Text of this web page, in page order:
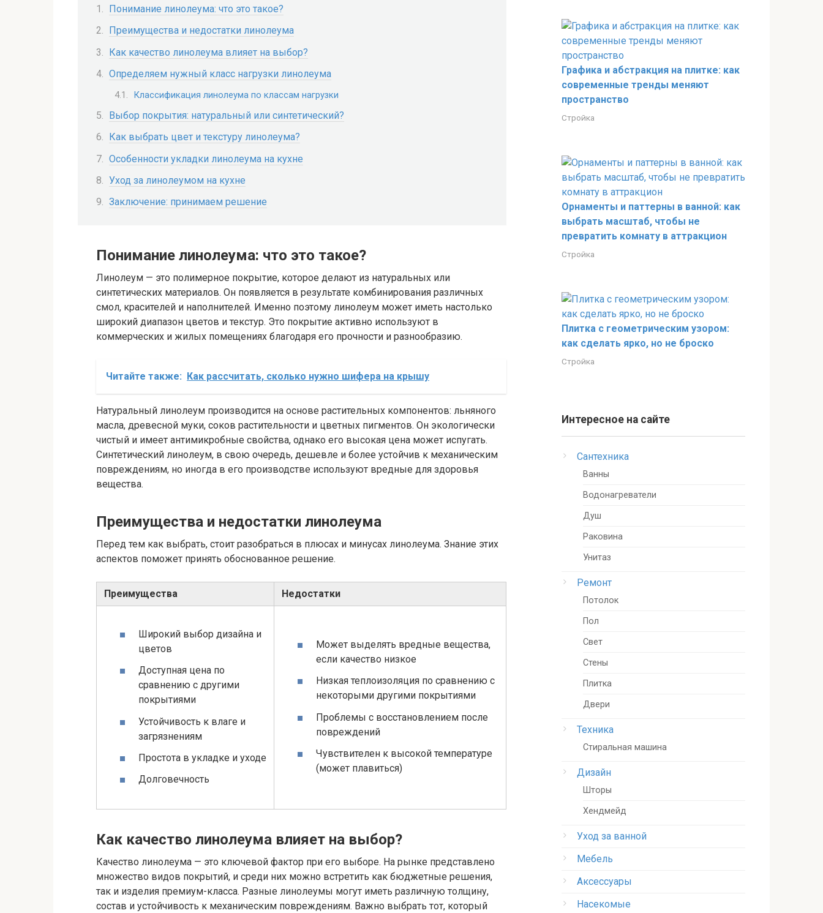
Понимание линолеума: что это такое?
Преимущества и недостатки линолеума
Как качество линолеума влияет на выбор?
Определяем нужный класс нагрузки линолеума
Классификация линолеума по классам нагрузки
Выбор покрытия: натуральный или синтетический?
Как выбрать цвет и текстуру линолеума?
Особенности укладки линолеума на кухне
Уход за линолеумом на кухне
Заключение: принимаем решение
Понимание линолеума: что это такое?
Линолеум — это полимерное покрытие, которое делают из натуральных или
синтетических материалов. Он появляется в результате комбинирования различных
смол, красителей и наполнителей. Именно поэтому линолеум может иметь настолько
широкий диапазон цветов и текстур. Это покрытие активно используют в
коммерческих и жилых помещениях благодаря его прочности и разнообразию.
Читайте также: Как рассчитать, сколько нужно шифера на крышу
Натуральный линолеум производится на основе растительных компонентов: льняного
масла, древесной муки, соков растительности и цветных пигментов. Он экологически
чистый и имеет антимикробные свойства, однако его высокая цена может испугать.
Синтетический линолеум, в свою очередь, дешевле и более устойчив к механическим
повреждениям, но иногда в его производстве используют вредные для здоровья
вещества.
Преимущества и недостатки линолеума
Перед тем как выбрать, стоит разобраться в плюсах и минусах линолеума. Знание этих
аспектов поможет принять обоснованное решение.
Преимущества Недостатки
Широкий выбор дизайна и
цветов
Доступная цена по
сравнению с другими
покрытиями
Устойчивость к влаге и
загрязнениям
Простота в укладке и уходе
Долговечность
Может выделять вредные вещества,
если качество низкое
Низкая теплоизоляция по сравнению с
некоторыми другими покрытиями
Проблемы с восстановлением после
повреждений
Чувствителен к высокой температуре
(может плавиться)
Как качество линолеума влияет на выбор?
Качество линолеума — это ключевой фактор при его выборе. На рынке представлено
множество видов покрытий, и среди них можно встретить как бюджетные решения,
так и изделия премиум-класса. Разные линолеумы могут иметь различную толщину,
состав и устойчивость к механическим повреждениям. Важно выбрать тот, который
Графика и абстракция на плитке: как
современные тренды меняют
пространство
Стройка
Орнаменты и паттерны в ванной: как
выбрать масштаб, чтобы не
превратить комнату в аттракцион
Стройка
Плитка с геометрическим узором:
как сделать ярко, но не броско
Стройка
Интересное на сайте
Сантехника
Ванны
Водонагреватели
Душ
Раковина
Унитаз
Ремонт
Потолок
Пол
Свет
Стены
Плитка
Двери
Техника
Стиральная машина
Дизайн
Шторы
Хендмейд
Уход за ванной
Мебель
Аксессуары
Насекомые